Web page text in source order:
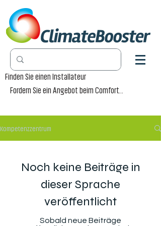
Finden Sie einen Installateur
Fordern Sie ein Angebot beim Comfort-Händler an
Kompetenzzentrum
Noch keine Beiträge in
dieser Sprache
veröffentlicht
Sobald neue Beiträge